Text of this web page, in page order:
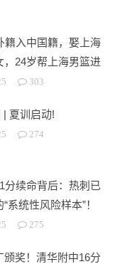
籍入中国籍，娶上海
，24岁帮上海男篮进
303
| 夏训启动!
274
分续命背后：热刺已
系统性风险样本”！
275
颁奖！清华附中16分